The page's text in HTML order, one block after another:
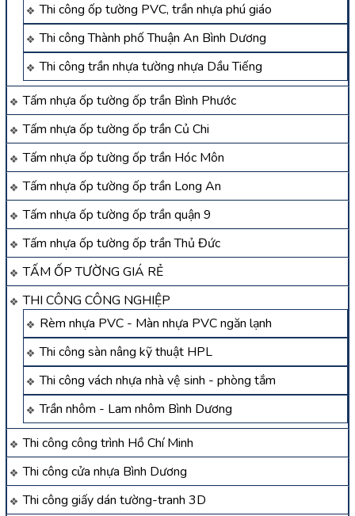
Thi công ốp tường PVC, trần nhựa phú giáo
Thi công Thành phố Thuận An Bình Dương
Thi công trần nhựa tường nhựa Dầu Tiếng
Tấm nhựa ốp tường ốp trần Bình Phước
Tấm nhựa ốp tường ốp trần Củ Chi
Tấm nhựa ốp tường ốp trần Hóc Môn
Tấm nhựa ốp tường ốp trần Long An
Tấm nhựa ốp tường ốp trần quận 9
Tấm nhựa ốp tường ốp trần Thủ Đức
TẤM ỐP TƯỜNG GIÁ RẺ
THI CÔNG CÔNG NGHIỆP
Rèm nhựa PVC - Màn nhựa PVC ngăn lạnh
Thi công sàn nâng kỹ thuật HPL
Thi công vách nhựa nhà vệ sinh - phòng tắm
Trần nhôm - Lam nhôm Bình Dương
Thi công công trình Hồ Chí Minh
Thi công cửa nhựa Bình Dương
Thi công giấy dán tường-tranh 3D